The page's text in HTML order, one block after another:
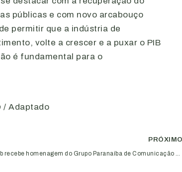
públicas e com novo arcabouço
permitir que a indústria de
volte a crescer e a puxar o PIB
é fundamental para o
/ Adaptado
PRÓXIMO